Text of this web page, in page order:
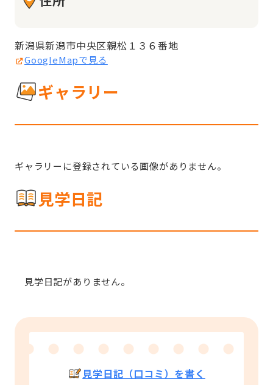
新潟県新潟市中央区親松１３６番地
GoogleMapで見る
ギャラリー
ギャラリーに登録されている画像がありません。
見学日記
見学日記がありません。
見学日記（口コミ）を書く